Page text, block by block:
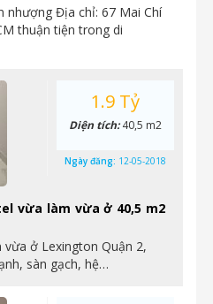
nhượng Địa chỉ: 67 Mai Chí
thuận tiện trong di
vừa làm vừa ở 40,5 m2
ở Lexington Quận 2,
sàn gạch, hệ…
1.9 Tỷ
Diện tích:40,5 m2
Ngày đăng: 12-05-2018